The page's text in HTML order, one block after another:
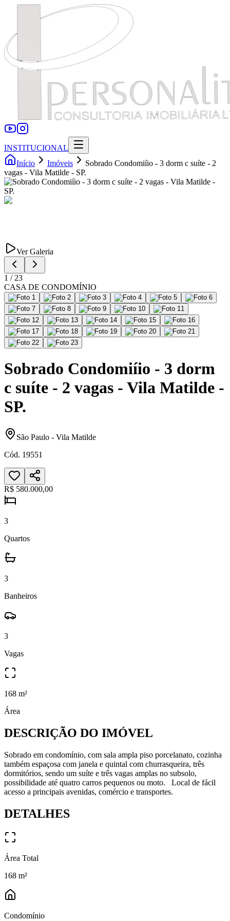
INSTITUCIONAL
Início
Imóveis
Sobrado Condomiíio - 3 dorm c suíte - 2
vagas - Vila Matilde - SP.
Ver Galeria
1 / 23
CASA DE CONDOMÍNIO
Sobrado Condomiíio - 3 dorm
c suíte - 2 vagas - Vila Matilde -
SP.
São Paulo - Vila Matilde
Cód. 19551
R$ 580.000,00
3
Quartos
3
Banheiros
3
Vagas
168 m²
Área
DESCRIÇÃO DO IMÓVEL
Sobrado em condomínio, com sala ampla piso porcelanato, cozinha
também espaçosa com janela e quintal com churrasqueira, três
dormitórios, sendo um suíte e três vagas amplas no subsolo,
possibilidade até quatro carros pequenos ou moto. Local de fácil
acesso a principais avenidas, comércio e transportes.
DETALHES
Área Total
168 m²
Condomínio